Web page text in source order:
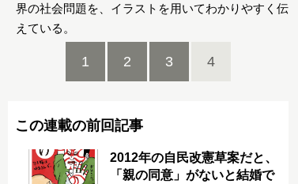
界の社会問題を、イラストを用いてわかりやすく伝
えている。
1 2 3 4
この連載の前回記事
2012年の自民改憲草案だと、
「親の同意」がないと結婚で